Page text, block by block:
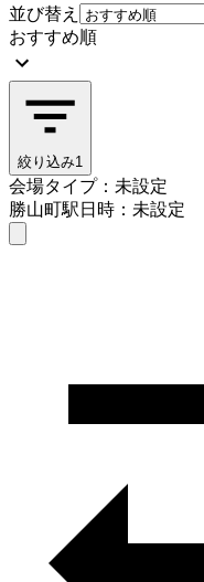
並び替え
おすすめ順
絞り込み1
会場タイプ：未設定
勝山町駅日時：未設定